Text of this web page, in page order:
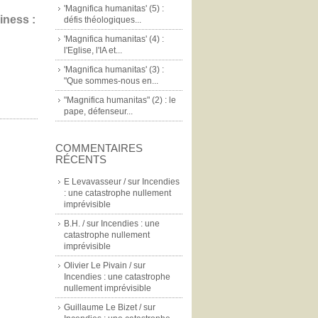
'Magnifica humanitas' (5) :
défis théologiques...
'Magnifica humanitas' (4) :
l'Eglise, l'IA et...
'Magnifica humanitas' (3) :
"Que sommes-nous en...
"Magnifica humanitas" (2) : le
pape, défenseur...
COMMENTAIRES
RÉCENTS
E Levavasseur /sur Incendies
: une catastrophe nullement
imprévisible
B.H. /sur Incendies : une
catastrophe nullement
imprévisible
Olivier Le Pivain /sur
Incendies : une catastrophe
nullement imprévisible
Guillaume Le Bizet /sur
: